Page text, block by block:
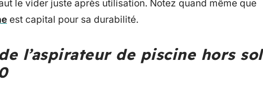
le vider juste après utilisation. Notez quand même que
est capital pour sa durabilité.
l’aspirateur de piscine hors sol